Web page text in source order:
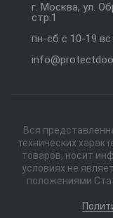
г. Москва, ул.
стр.1
пн-сб с 10-19
Вся
технических
товаров, носит
условиях не
положениями